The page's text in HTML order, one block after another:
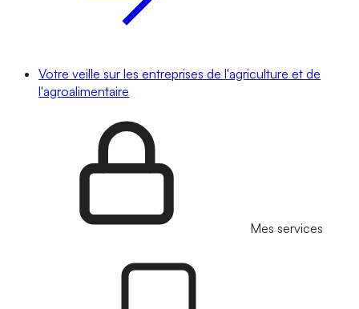
Votre veille sur les entreprises de l'agriculture et de
l'agroalimentaire
Mes services